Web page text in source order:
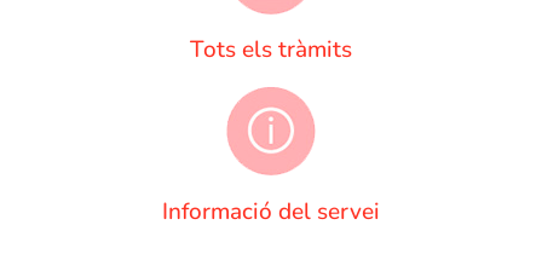
Tots els tràmits
Informació del servei